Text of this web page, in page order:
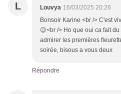
L Louvya 16/03/2025 20:26
Bonsoir Karine <br /> C'est
😉<br /> Ho que oui ca fait
admirer les premières
soirée, bisous a vous deux
Répondre